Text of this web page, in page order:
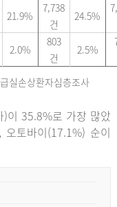
21.9%
7,738
건
24.5%
2.0%
803
건
2.5%
실손상환자심층조사
)이 35.8%로 가장 많았
토바이(17.1%) 순이